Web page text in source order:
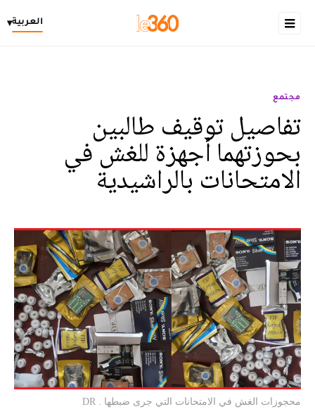
العربية▾
مجتمع
تفاصيل توقيف طالبين
بحوزتهما أجهزة للغش في
الامتحانات بالراشيدية
محجوزات الغش في الامتحانات التي جرى ضبطها . DR